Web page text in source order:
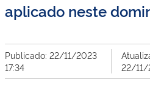
aplicado neste
Publicado: 22/11/2023
17:34
22/11/